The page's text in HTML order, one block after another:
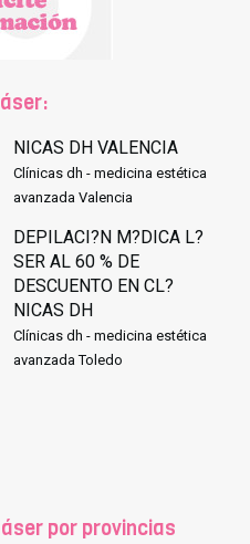
NICAS DH VALENCIA
Clínicas dh - medicina estética
avanzada Valencia
DEPILACI?N M?DICA L?
SER AL 60 % DE
DESCUENTO EN CL?
NICAS DH
Clínicas dh - medicina estética
avanzada Toledo
por provincias